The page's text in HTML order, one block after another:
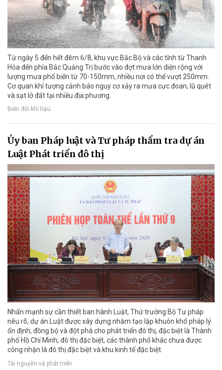
Từ ngày 5 đến hết đêm 6/8, khu vực Bắc Bộ và các tỉnh từ Thanh
Hóa đến phía Bắc Quảng Trị bước vào đợt mưa lớn diện rộng với
lượng mưa phổ biến từ 70-150mm, nhiều nơi có thể vượt 250mm.
Cơ quan khí tượng cảnh báo nguy cơ xảy ra mưa cực đoan, lũ quét
và sạt lở đất tại nhiều địa phương.
Biến đổi khí hậu
Ủy ban Pháp luật và Tư pháp thẩm tra dự án
Luật Phát triển đô thị
Nhấn mạnh sự cần thiết ban hành Luật, Thứ trưởng Bộ Tư pháp
nêu rõ, dự án Luật được xây dựng nhằm tạo lập khuôn khổ pháp lý
ổn định, đồng bộ và đột phá cho phát triển đô thị, đặc biệt là Thành
phố Hồ Chí Minh, đô thị đặc biệt, các thành phố khác chưa được
công nhận là đô thị đặc biệt và khu kinh tế đặc biệt.
Tài nguyên và phát triển